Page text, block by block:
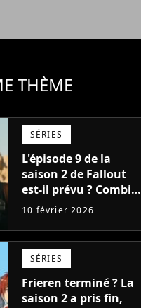
THÈME
SÉRIES
L'épisode 9 de la
saison 2 de Fallout
est-il prévu ? Combien
de temps faudra-t-il
prochain épisode ?
10 février 2026
SÉRIES
Frieren terminé ? La
saison 2 a pris fin,